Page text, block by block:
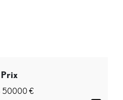
Prix